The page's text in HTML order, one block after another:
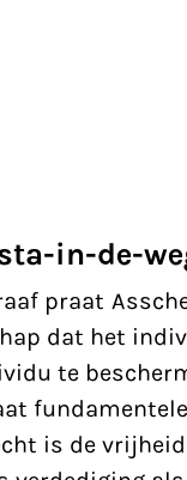
in-de-
praat
dat het
te
is de